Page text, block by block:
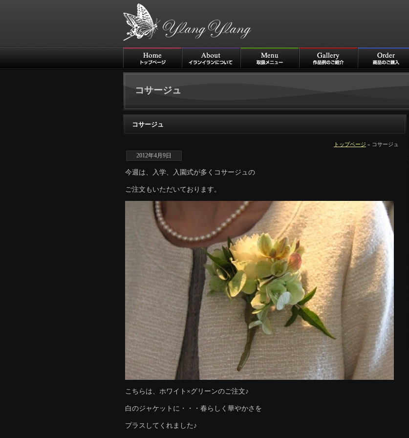
コサージュ
コサージュ
トップページ » コサージュ
2012年4月9日
今週は、入学、入園式が多くコサージュの
ご注文もいただいております。
こちらは、ホワイト×グリーンのご注文♪
白のジャケットに・・・春らしく華やかさを
プラスしてくれました♪